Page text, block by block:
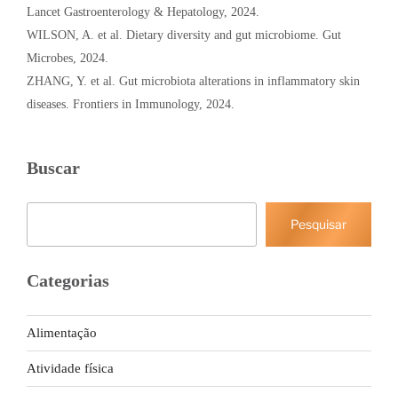
Lancet Gastroenterology & Hepatology, 2024.
WILSON, A. et al. Dietary diversity and gut microbiome. Gut
Microbes, 2024.
ZHANG, Y. et al. Gut microbiota alterations in inflammatory skin
diseases. Frontiers in Immunology, 2024.
Buscar
Pesquisar
Categorias
Alimentação
Atividade física